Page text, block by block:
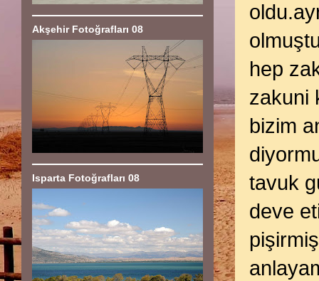
hep
zakuni
bizim
tavuk
deve
Akşehir Fotoğrafları 08
Isparta Fotoğrafları 08